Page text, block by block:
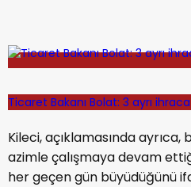
Ticaret Bakanı Bolat: 3 ayrı
Kileci, açıklamasında ayrıca,
azimle çalışmaya devam
her geçen gün büyüdüğünü